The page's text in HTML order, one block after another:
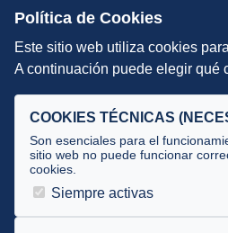
Escuelas de Triatlón
DIRECCIÓN TÉCNICA
Selecciones
Tecnificación
JUECES Y OFICIALES
Política de Cookies
Este sitio web utiliza cookies
A continuación puede elegir qué
COOKIES TÉCNICAS
Son esenciales para el
sitio web no puede funcionar
cookies.
Siempre activas